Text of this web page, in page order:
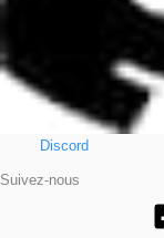
Discord
Suivez-nous